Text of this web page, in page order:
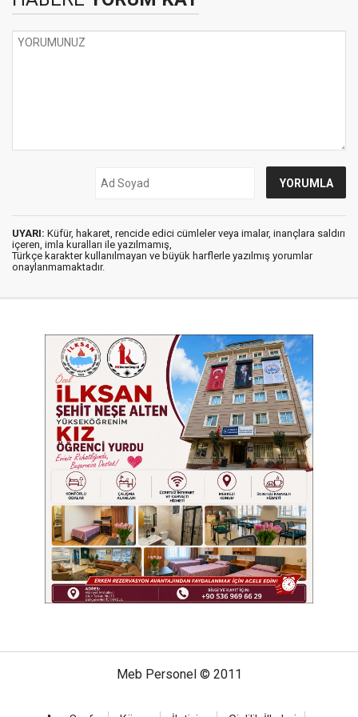
UYARI: Küfür, hakaret, rencide edici cümleler veya imalar, inançlara saldırı
içeren, imla kuralları ile yazılmamış,
Türkçe karakter kullanılmayan ve büyük harflerle yazılmış yorumlar
onaylanmamaktadır.
Meb Personel © 2011